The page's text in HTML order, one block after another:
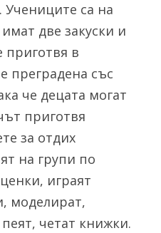
Учениците са на
две закуски и
приготвя в
преградена със
че децата могат
приготвя
за отдих
на групи по
играят
моделират,
четат книжки.